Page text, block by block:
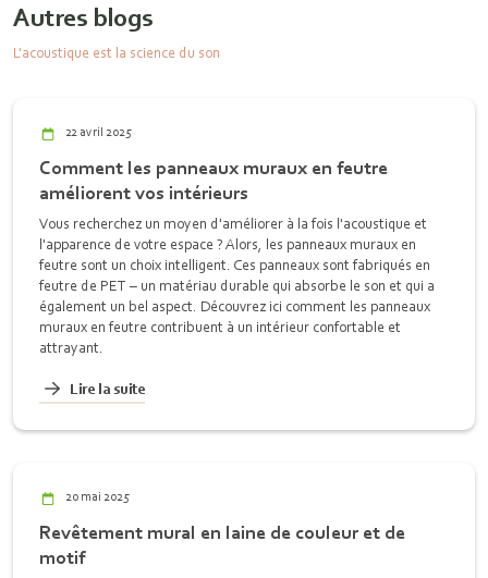
Autres blogs
L'acoustique est la science du son
22 avril 2025
Comment les panneaux muraux en feutre
améliorent vos intérieurs
Vous recherchez un moyen d'améliorer à la fois l'acoustique et
l'apparence de votre espace ? Alors, les panneaux muraux en
feutre sont un choix intelligent. Ces panneaux sont fabriqués en
feutre de PET – un matériau durable qui absorbe le son et qui a
également un bel aspect. Découvrez ici comment les panneaux
muraux en feutre contribuent à un intérieur confortable et
attrayant.
Lire la suite
20 mai 2025
Revêtement mural en laine de couleur et de
motif